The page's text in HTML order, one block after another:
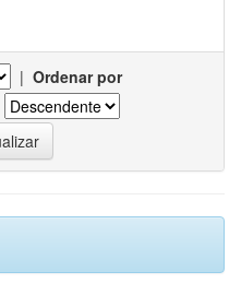
| Ordenar por